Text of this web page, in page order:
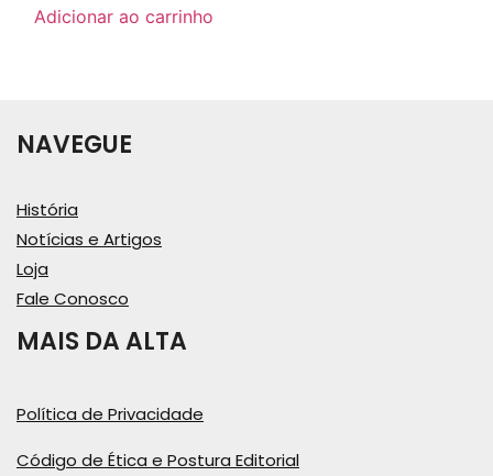
Adicionar ao carrinho
NAVEGUE
História
Notícias e Artigos
Loja
Fale Conosco
MAIS DA ALTA
Política de Privacidade
Código de Ética e Postura Editorial